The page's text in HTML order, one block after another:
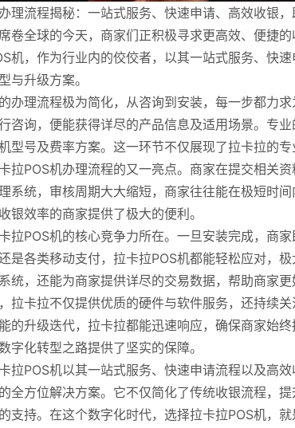
理流程揭秘：一站式服务、快速申请、高效收银
卷全球的今天，商家们正积极寻求更高效、便捷
机，作为行业内的佼佼者，以其一站式服务、快
与升级方案。
办理流程极为简化，从咨询到安装，每一步都力
咨询，便能获得详尽的产品信息及适用场景。专
型号及费率方案。这一环节不仅展现了拉卡拉的
拉POS机办理流程的又一亮点。商家在提交相关
系统，审核周期大大缩短，商家往往能在极短时
银效率的商家提供了极大的便利。
拉POS机的核心竞争力所在。一旦安装完成，商
是各类移动支付，拉卡拉POS机都能轻松应对，
统，还能为商家提供详尽的交易数据，帮助商家更
拉卡拉不仅提供优质的硬件与软件服务，还持续
的升级迭代，拉卡拉都能迅速响应，确保商家始
字化转型之路提供了坚实的保障。
拉POS机以其一站式服务、快速申请流程以及高
全方位解决方案。它不仅简化了传统收银流程，
支持。在这个数字化时代，选择拉卡拉POS机，就